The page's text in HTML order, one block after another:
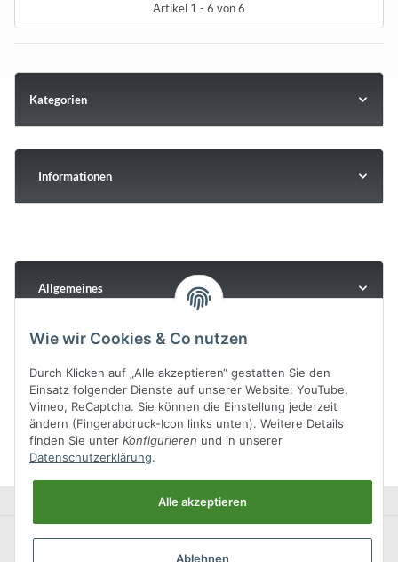
Artikel 1 - 6 von 6
Kategorien
Informationen
Allgemeines
Wie wir Cookies & Co nutzen
Durch Klicken auf „Alle akzeptieren“ gestatten Sie den
Einsatz folgender Dienste auf unserer Website: YouTube,
Vimeo, ReCaptcha. Sie können die Einstellung jederzeit
ändern (Fingerabdruck-Icon links unten). Weitere Details
finden Sie unter Konfigurieren und in unserer
Datenschutzerklärung.
Alle akzeptieren
Ablehnen